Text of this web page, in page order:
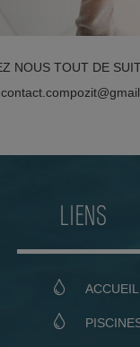
NOUS TOUT DE
LIENS
ACCUEIL